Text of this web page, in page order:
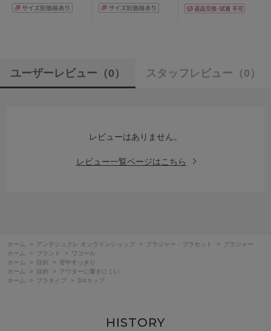
70/75/80/85cm
65/70/75/80/85cm
ユーザーレビュー （0） スタッフレビュー （0）
レビューはありません。
レビュー一覧ページはこちら
ホーム > アンテシュクレ オンラインショップ > ブラジャー・ブラセット >
ブラジャー
ホーム
> ブランド >
ワコール
ホーム
> 目的 >
背中すっきり
ホーム
> 目的 >
アウターに響きにくい
ホーム
> ブラタイプ > 3/4カップ
HISTORY